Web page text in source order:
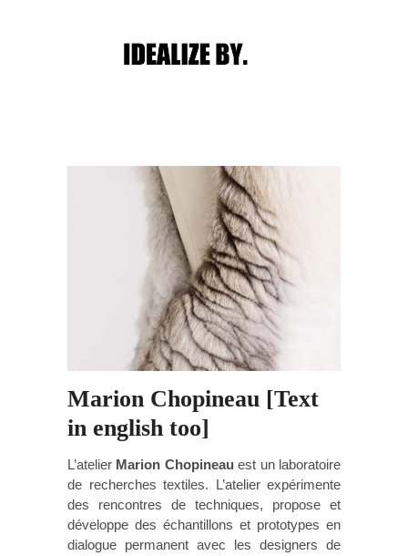
Post navigation
Marion Chopineau [Text
in english too]
L’atelier Marion Chopineau est un laboratoire
de recherches textiles. L’atelier expérimente
des rencontres de techniques, propose et
développe des échantillons et prototypes en
dialogue permanent avec les designers de